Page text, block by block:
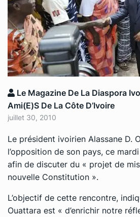
Le Magazine De La Diaspora
Ami(e)s De La Côte D’Ivoire
juillet 30, 2010
Le président ivoirien Alassane D.
l’opposition de son pays, ce
afin de discuter du « projet de
nouvelle Constitution ».
L’objectif de cette rencontre,
Ouattara est « d’enrichir notre